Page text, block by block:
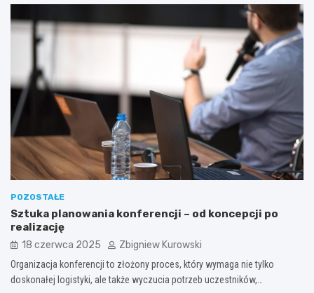
POZOSTAŁE
Sztuka planowania konferencji – od koncepcji po
realizację
18 czerwca 2025 Zbigniew Kurowski
Organizacja konferencji to złożony proces, który wymaga nie tylko
doskonałej logistyki, ale także wyczucia potrzeb uczestników,…